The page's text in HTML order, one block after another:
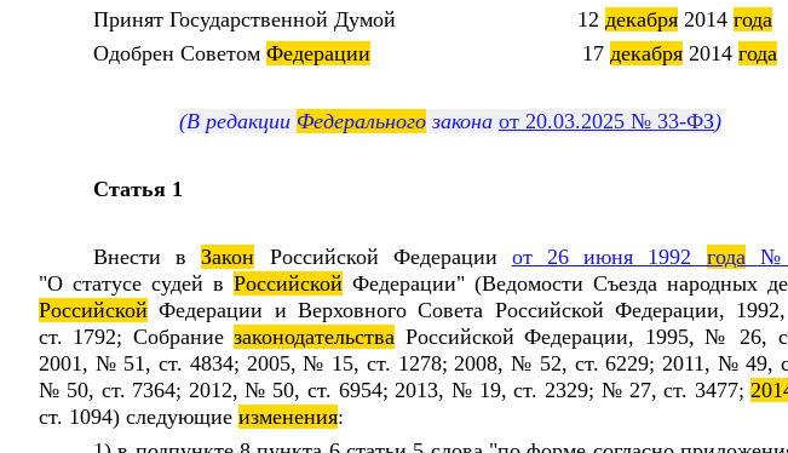
Принят Государственной Думой 12 декабря 2014 года
Одобрен Советом Федерации 17 декабря 2014 года
(В редакции Федерального закона от 20.03.2025 № 33-ФЗ)
Статья 1
Внести вЗакон Российской Федерации от 26 июня 1992 года№
"О статусе судей в Российской Федерации" (Ведомости Съезда народных
Российской Федерации и Верховного Совета Российской Федерации,
ст. 1792; Собраниезаконодательства Российской Федерации, 1995, № 26,
2001, № 51, ст. 4834; 2005, № 15, ст. 1278; 2008, № 52, ст. 6229; 2011, № 49,
№ 50, ст. 7364; 2012, № 50, ст. 6954; 2013, № 19, ст. 2329; № 27, ст. 3477;
ст. 1094) следующие изменения: